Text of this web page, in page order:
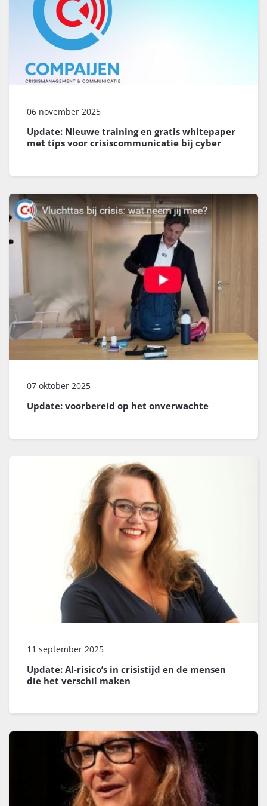
Update: Nieuwe training en gratis whitepaper
met tips voor crisiscommunicatie bij cyber
06 november 2025
Update: voorbereid op het onverwachte
07 oktober 2025
Update: AI-risico’s in crisistijd en de mensen
die het verschil maken
11 september 2025